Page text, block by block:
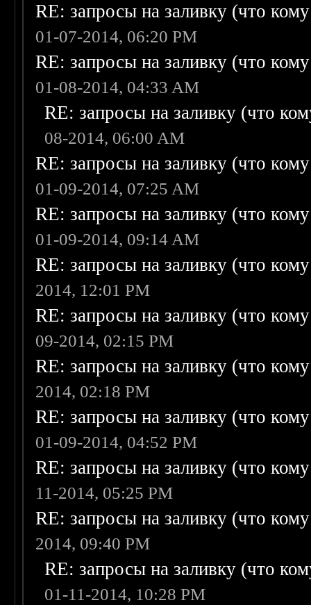
RE: запросы на заливку (что
01-07-2014, 06:20 PM
RE: запросы на заливку (что
01-08-2014, 04:33 AM
RE: запросы на заливку (что
08-2014, 06:00 AM
RE: запросы на заливку (что
01-09-2014, 07:25 AM
RE: запросы на заливку (что
01-09-2014, 09:14 AM
RE: запросы на заливку (что
2014, 12:01 PM
RE: запросы на заливку (что
09-2014, 02:15 PM
RE: запросы на заливку (что
2014, 02:18 PM
RE: запросы на заливку (что
01-09-2014, 04:52 PM
RE: запросы на заливку (что
11-2014, 05:25 PM
RE: запросы на заливку (что
2014, 09:40 PM
RE: запросы на заливку (что
01-11-2014, 10:28 PM